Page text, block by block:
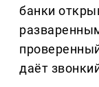
банки
даёт